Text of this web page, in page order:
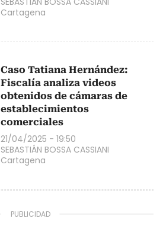
Cartagena
Caso Tatiana Hernández:
Fiscalía analiza videos
obtenidos de cámaras de
establecimientos
comerciales
21/04/2025 - 19:50
SEBASTIÁN BOSSA CASSIANI
Cartagena